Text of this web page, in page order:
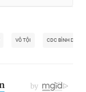
VÔ TỘI CDC BÌNH